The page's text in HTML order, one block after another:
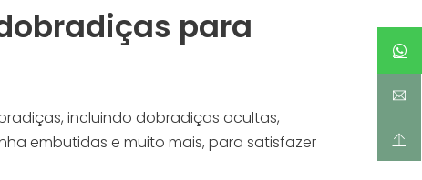
para
incluindo dobradiças ocultas,
embutidas e muito mais, para satisfazer